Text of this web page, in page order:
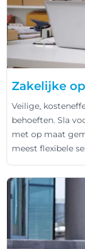
Zakelijke
Veilige,
behoeften. Sla
met op maat
meest flexibele